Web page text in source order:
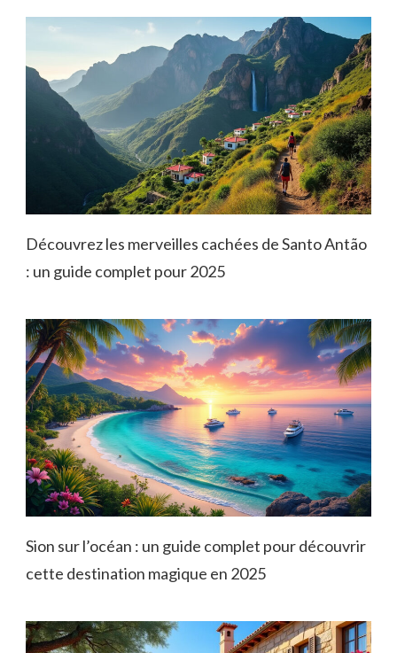
Découvrez les merveilles cachées de Santo Antão
: un guide complet pour 2025
Sion sur l’océan : un guide complet pour découvrir
cette destination magique en 2025